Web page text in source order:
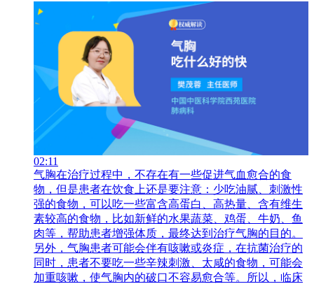
02:11
气胸在治疗过程中，不存在有一些促进气血愈合的食
物，但是患者在饮食上还是要注意：少吃油腻、刺激性
强的食物，可以吃一些富含高蛋白、高热量、含有维生
素较高的食物，比如新鲜的水果蔬菜、鸡蛋、牛奶、鱼
肉等，帮助患者增强体质，最终达到治疗气胸的目的。
另外，气胸患者可能会伴有咳嗽或炎症，在抗菌治疗的
同时，患者不要吃一些辛辣刺激、太咸的食物，可能会
加重咳嗽，使气胸内的破口不容易愈合等。所以，临床